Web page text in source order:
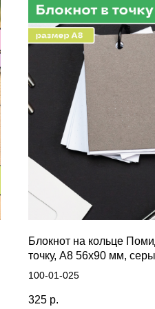
Блокнот на кольце
точку, А8 56х90 мм,
листов
100-01-025
325 р.